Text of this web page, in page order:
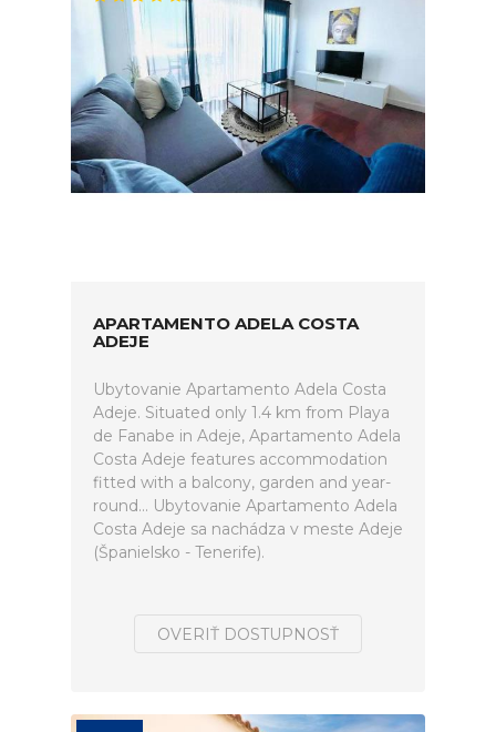
APARTAMENTO ADELA COSTA
ADEJE
Ubytovanie Apartamento Adela Costa
Adeje. Situated only 1.4 km from Playa
de Fanabe in Adeje, Apartamento Adela
Costa Adeje features accommodation
fitted with a balcony, garden and year-
round... Ubytovanie Apartamento Adela
Costa Adeje sa nachádza v meste Adeje
(Španielsko - Tenerife).
OVERIŤ DOSTUPNOSŤ